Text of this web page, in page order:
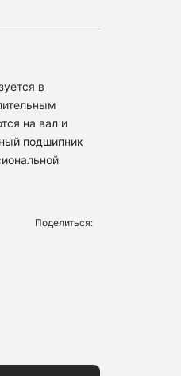
в
на вал и
подшипник
Поделиться: